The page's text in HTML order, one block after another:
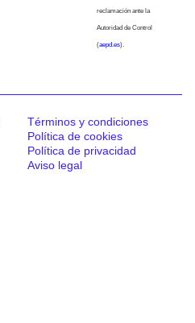
reclamación ante la
Autoridad de Control
(aepd.es).
Términos y condiciones
Política de cookies
Política de privacidad
Aviso legal